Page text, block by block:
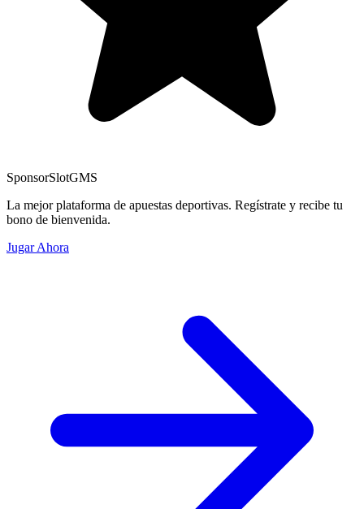
SponsorSlotGMS
La mejor plataforma de apuestas deportivas. Regístrate y recibe tu
bono de bienvenida.
Jugar Ahora